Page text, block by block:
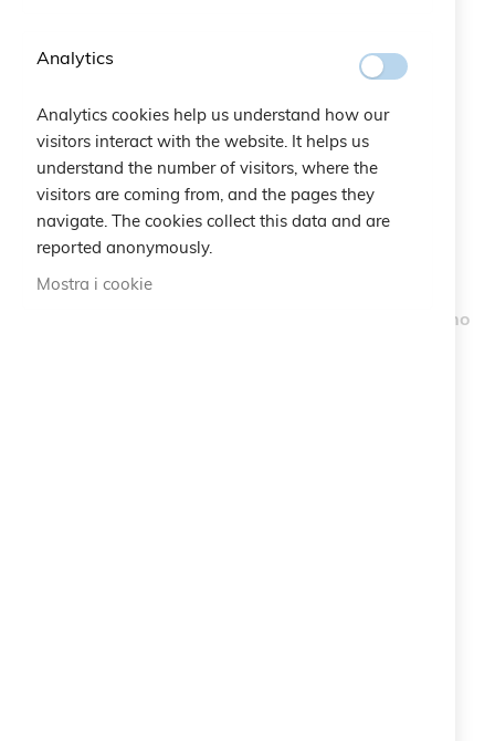
Braccialetto Capricorno
Analytics
Analytics cookies help us understand how our
visitors interact with the website. It helps us
understand the number of visitors, where the
visitors are coming from, and the pages they
navigate. The cookies collect this data and are
reported anonymously.
Mostra i cookie